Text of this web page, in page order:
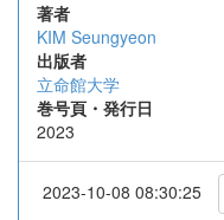
著者
KIM Seungyeon
出版者
立命館大学
巻号頁・発行日
2023
2023-10-08 08:30:25